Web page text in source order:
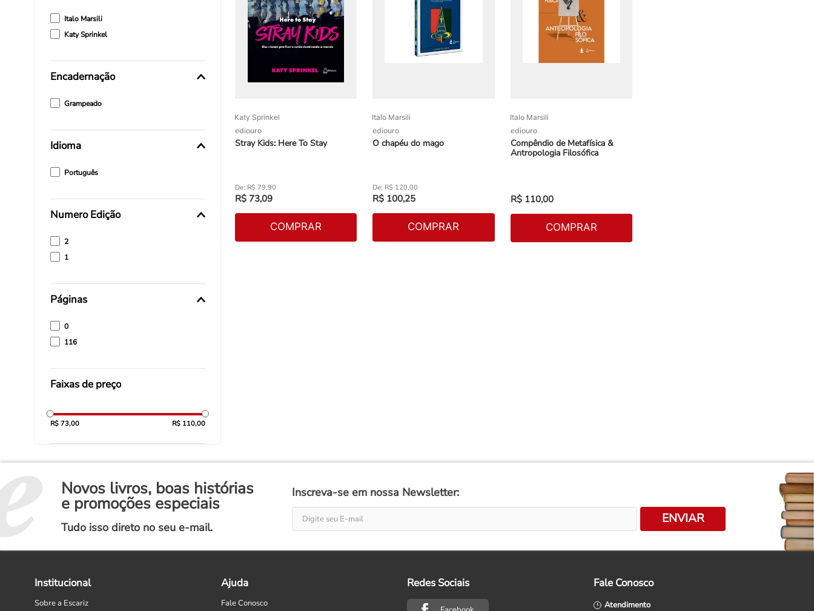
Italo Marsili
Katy Sprinkel
Encadernação
Grampeado
Idioma
Português
Numero Edição
2
1
Páginas
0
116
Faixas de preço
R$ 73,00 R$ 110,00
Katy Sprinkel
ediouro
Stray Kids: Here To Stay
R$ 79,90
R$ 73,09
COMPRAR
Italo Marsili
ediouro
O chapéu do mago
R$ 120,00
R$ 100,25
COMPRAR
Italo Marsili
ediouro
Compêndio de Metafísica &
Antropologia Filosófica
R$ 110,00
COMPRAR
Novos livros, boas histórias
e promoções especiais
Tudo isso direto no seu e-mail.
Inscreva-se em nossa Newsletter:
ENVIAR
Institucional
Sobre a Escariz
Ajuda
Fale Conosco
Redes Sociais Fale Conosco
Atendimento